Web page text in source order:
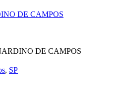
DE CAMPOS
DE CAMPOS
, SP